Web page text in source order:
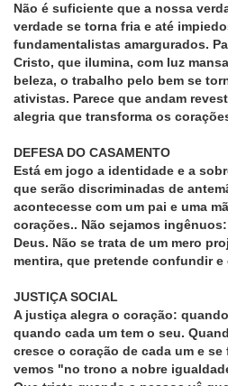
Não é suficiente que a nossa
verdade se torna fria e até
fundamentalistas amargurados.
Cristo, que ilumina, com luz
beleza, o trabalho pelo bem se
ativistas. Parece que andam
alegria que transforma os
DEFESA DO CASAMENTO
Está em jogo a identidade e a
que serão discriminadas de
acontecesse com um pai e uma
corações.. Não sejamos
Deus. Não se trata de um mero
mentira, que pretende confundir
JUSTIÇA SOCIAL
A justiça alegra o coração:
quando cada um tem o seu.
cresce o coração de cada um e
vemos "no trono a nobre